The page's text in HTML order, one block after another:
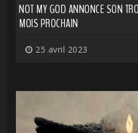
NOT MY GOD ANNONCE SON
MOIS PROCHAIN
25 avril 2023